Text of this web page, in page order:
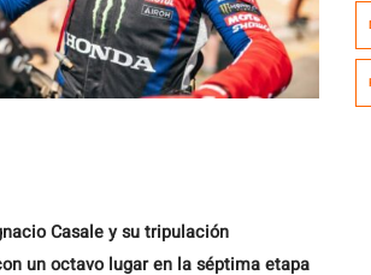
Casale y su tripulación
un octavo lugar en la séptima etapa